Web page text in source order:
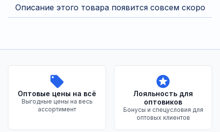
Описание этого товара появится совсем скоро
Преимущества нашего магазина
Оптовые цены на всё
Выгодные цены на весь
ассортимент
Лояльность для
оптовиков
Бонусы и спецусловия для
оптовых клиентов